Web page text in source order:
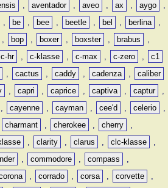
, aventador , aveo , ax , aygo
,
, be , bee , beetle , bel , berlina
,
, bop , boxer , boxster , brabus
,
c-hr , c-klasse , c-max , c-zero ,
c1
, cactus , caddy , cadenza ,
caliber
, capri , caprice , captiva , captur
,
, cayenne , cayman , cee'd , celerio
,
charmant , cherokee , cherry
,
, clarity , clarus , clc-klasse
,
, commodore , compass
,
, corrado , corsa , corvette
,